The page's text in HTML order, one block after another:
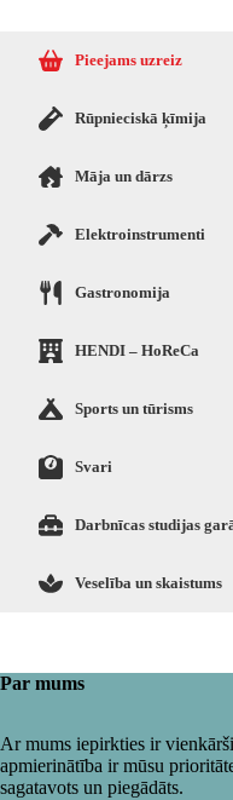
Pieejams uzreiz
Rūpnieciskā ķīmija
Māja un dārzs
Elektroinstrumenti
Gastronomija
HENDI – HoReCa
Sports un tūrisms
Svari
Darbnīcas studijas
Veselība un skaistums
Par mums
Ar mums iepirkties ir
apmierinātība ir mūsu
sagatavots un piegādāts.